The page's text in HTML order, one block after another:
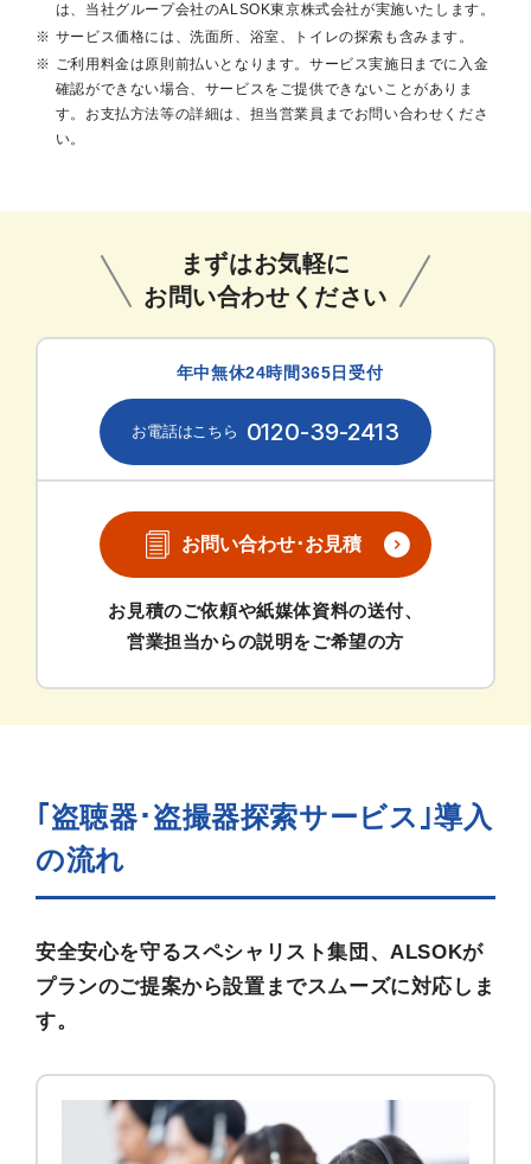
は、当社グループ会社のALSOK東京株式会社が実施いたします。
サービス価格には、洗面所、浴室、トイレの探索も含みます。
ご利用料金は原則前払いとなります。サービス実施日までに入金
確認ができない場合、サービスをご提供できないことがありま
す。お支払方法等の詳細は、担当営業員までお問い合わせくださ
い。
まずはお気軽に
お問い合わせください
0120-39-2413
年中無休24時間365日受付
お問い合わせ･お見積
お見積のご依頼や紙媒体資料の送付、
営業担当からの説明をご希望の方
｢盗聴器･盗撮器探索サービス｣導入
の流れ
安全安心を守るスペシャリスト集団、ALSOKが
プランのご提案から設置までスムーズに対応しま
す。